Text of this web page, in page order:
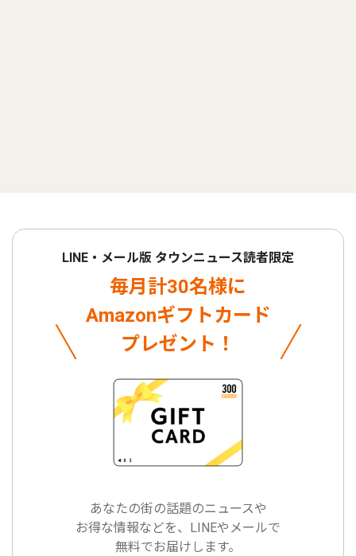
LINE・メール版 タウンニュース読者限定
毎月計30名様に
Amazonギフトカード
プレゼント！
あなたの街の話題のニュースや
お得な情報などを、LINEやメールで
無料でお届けします。